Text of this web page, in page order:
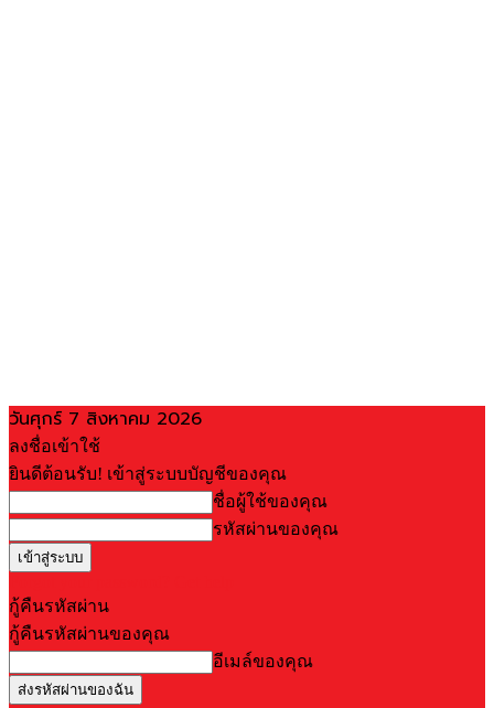
วันศุกร์ 7 สิงหาคม 2026
ลงชื่อเข้าใช้
ยินดีต้อนรับ! เข้าสู่ระบบบัญชีของคุณ
ชื่อผู้ใช้ของคุณ
รหัสผ่านของคุณ
กู้คืนรหัสผ่าน
กู้คืนรหัสผ่านของคุณ
อีเมล์ของคุณ